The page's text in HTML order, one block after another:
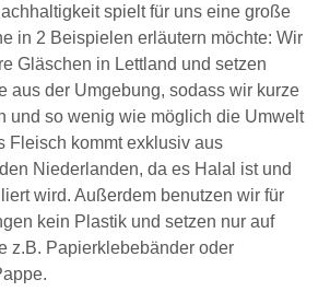
spielt für uns eine große
in 2 Beispielen erläutern möchte: Wir
Gläschen in Lettland und setzen
aus der Umgebung, sodass wir kurze
und so wenig wie möglich die Umwelt
Fleisch kommt exklusiv aus
Niederlanden, da es Halal ist und
wird. Außerdem benutzen wir für
kein Plastik und setzen nur auf
z.B. Papierklebebänder oder